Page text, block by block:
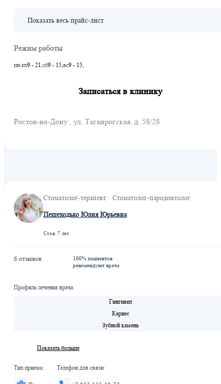
Показать весь прайс-лист
Режим работы
пн-пт9 - 21,сб9 - 15,вс9 - 15,
Записаться в клинику
Ростов-на-Дону , ул. Таганрогская, д. 58/28
Стоматолог-терапевт · Стоматолог-пародонтолог
Пешеходько Юлия Юрьевна
Стаж 7 лет
6 отзывов
100% пациентов
рекомендуют врача
Профиль лечения врача:
Гингивит
Кариес
Зубной камень
Показать больше
Тип приема: Телефон для связи: